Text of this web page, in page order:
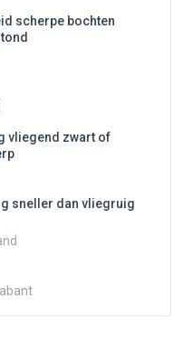
scherpe bochten
vliegend zwart of
sneller dan vliegruig